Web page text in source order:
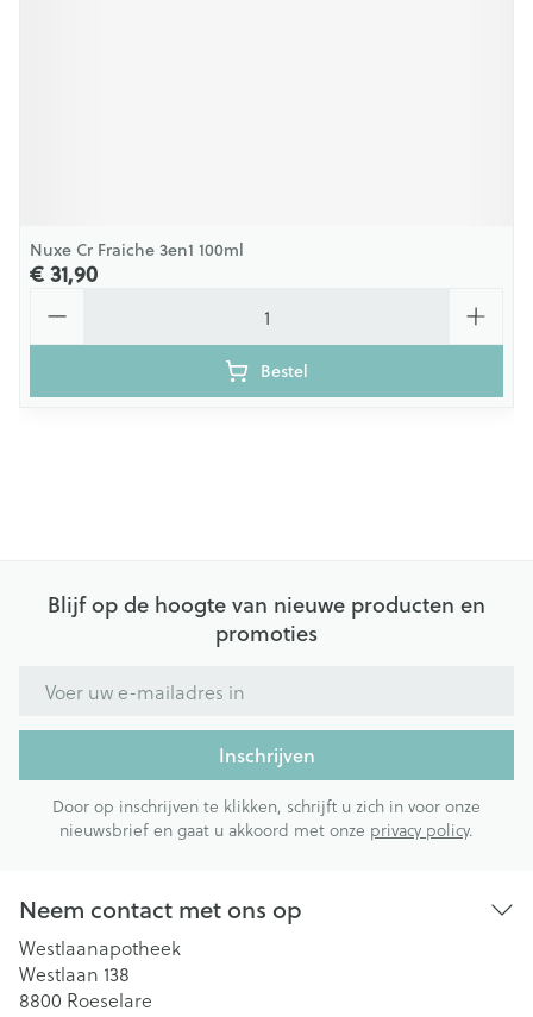
Nuxe Cr Fraiche 3en1 100ml
€ 31,90
Bestel
Blijf op de hoogte van nieuwe producten en
promoties
Inschrijven
Door op inschrijven te klikken, schrijft u zich in voor onze
nieuwsbrief en gaat u akkoord met onze privacy policy.
Neem contact met ons op
Westlaanapotheek
Westlaan 138
8800 Roeselare